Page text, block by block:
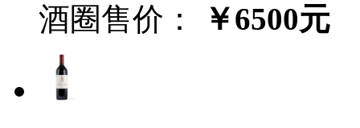
酒圈售价： ￥6500元